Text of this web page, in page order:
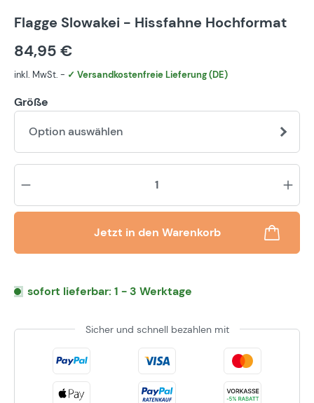
Flagge Slowakei - Hissfahne Hochformat
84,95 €
inkl. MwSt. - ✓ Versandkostenfreie Lieferung (DE)
Größe
Option auswählen
Jetzt in den Warenkorb
sofort lieferbar: 1 - 3 Werktage
Sicher und schnell bezahlen mit